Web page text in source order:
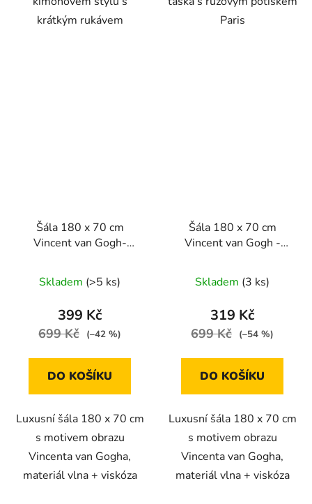
krátkým rukávem
Paris
Šála 180 x 70 cm
Vincent van Gogh-
Skladem (>5 ks)
399 Kč
699 Kč (–42 %)
DO KOŠÍKU
Luxusní šála 180 x 70 cm
s motivem obrazu
Vincenta van Gogha,
materiál vlna + viskóza
Šála 180 x 70 cm
Vincent van Gogh -
hvězdou
Skladem (3 ks)
319 Kč
699 Kč (–54 %)
DO KOŠÍKU
Luxusní šála 180 x 70 cm
s motivem obrazu
Vincenta van Gogha,
materiál vlna + viskóza